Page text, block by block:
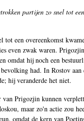
partijen zo snel tot
tot een overeenkomst
even zwak waren.
omdat hij noch een
had. In Rostov
hij veranderde het niet.
Prigozjin kunnen
maar zo'n actie zou
omdat de kern van